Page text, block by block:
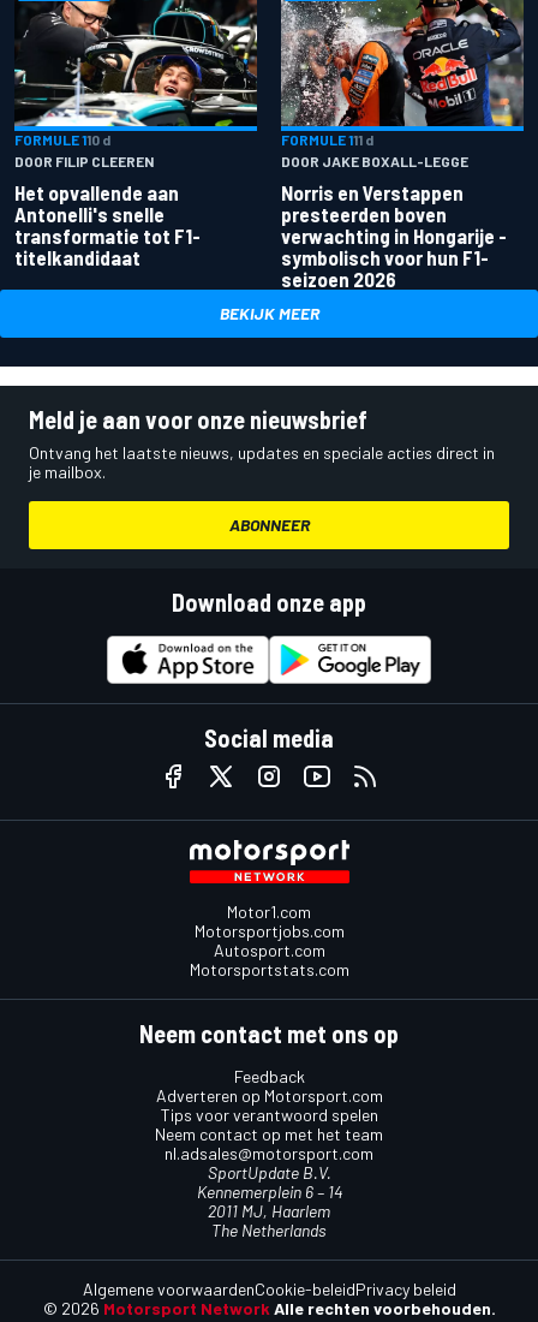
FORMULE 110 d
DOOR FILIP CLEEREN
Het opvallende aan
Antonelli's snelle
transformatie tot F1-
titelkandidaat
FORMULE 111 d
DOOR JAKE BOXALL-LEGGE
Norris en Verstappen
presteerden boven
verwachting in Hongarije -
symbolisch voor hun F1-
seizoen 2026
BEKIJK MEER
Meld je aan voor onze nieuwsbrief
Ontvang het laatste nieuws, updates en speciale acties direct in
je mailbox.
ABONNEER
Download onze app
Social media
Motor1.com
Motorsportjobs.com
Autosport.com
Motorsportstats.com
Neem contact met ons op
Feedback
Adverteren op Motorsport.com
Tips voor verantwoord spelen
Neem contact op met het team
nl.adsales@motorsport.com
SportUpdate B.V.
Kennemerplein 6 – 14
2011 MJ, Haarlem
The Netherlands
© 2026 Motorsport Network Alle rechten voorbehouden.
Algemene voorwaardenCookie-beleidPrivacy beleid